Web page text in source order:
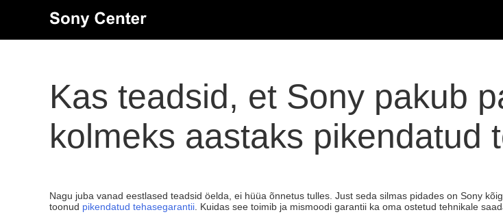
Kas teadsid, et Sony pakub
kolmeks aastaks pikendatud
Nagu juba vanad eestlased teadsid öelda, ei hüüa õnnetus tulles. Just seda silmas pidades on Sony
toonud pikendatud tehasegarantii . Kuidas see toimib ja mismoodi garantii ka oma ostetud tehnikale